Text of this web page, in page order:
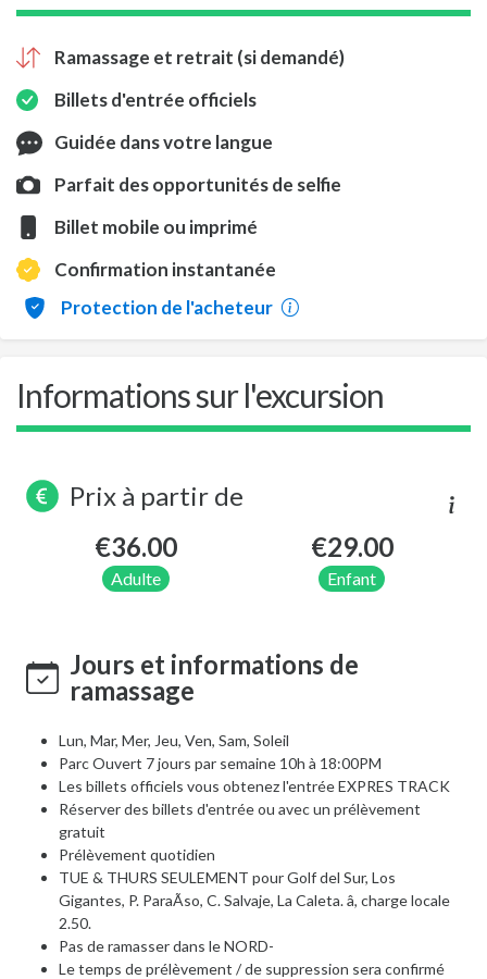
Ramassage et retrait (si demandé)
Billets d'entrée officiels
Guidée dans votre langue
Parfait des opportunités de selfie
Billet mobile ou imprimé
Confirmation instantanée
Protection de l'acheteur
Informations sur l'excursion
Prix à partir de
€36.00
Adulte
€29.00
Enfant
Jours et informations de
ramassage
Lun, Mar, Mer, Jeu, Ven, Sam, Soleil
Parc Ouvert 7 jours par semaine 10h à 18:00PM
Les billets officiels vous obtenez l'entrée EXPRES TRACK
Réserver des billets d'entrée ou avec un prélèvement
gratuit
Prélèvement quotidien
TUE & THURS SEULEMENT pour Golf del Sur, Los
Gigantes, P. ParaÃ­so, C. Salvaje, La Caleta. â, charge locale
2.50.
Pas de ramasser dans le NORD-
Le temps de prélèvement / de suppression sera confirmé